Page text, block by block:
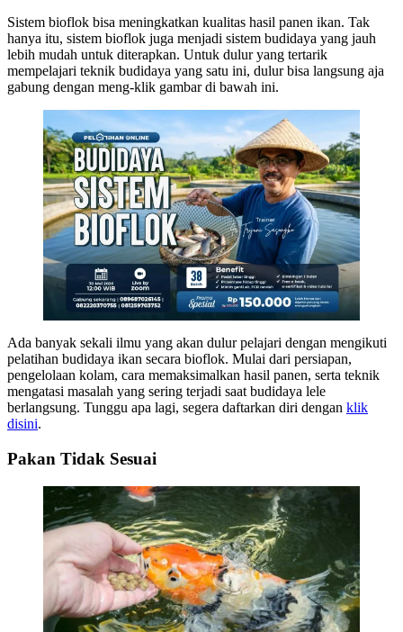
Sistem bioflok bisa meningkatkan kualitas hasil panen ikan. Tak
hanya itu, sistem bioflok juga menjadi sistem budidaya yang jauh
lebih mudah untuk diterapkan. Untuk dulur yang tertarik
mempelajari teknik budidaya yang satu ini, dulur bisa langsung aja
gabung dengan meng-klik gambar di bawah ini.
Ada banyak sekali ilmu yang akan dulur pelajari dengan mengikuti
pelatihan budidaya ikan secara bioflok. Mulai dari persiapan,
pengelolaan kolam, cara memaksimalkan hasil panen, serta teknik
mengatasi masalah yang sering terjadi saat budidaya lele
berlangsung. Tunggu apa lagi, segera daftarkan diri dengan klik
disini.
Pakan Tidak Sesuai